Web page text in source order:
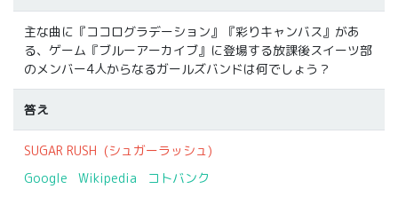
主な曲に『ココログラデーション』『彩りキャンバス』があ
る、ゲーム『ブルーアーカイブ』に登場する放課後スイーツ部
のメンバー4人からなるガールズバンドは何でしょう？
答え
SUGAR RUSH (シュガーラッシュ)
Google
Wikipedia コトバンク